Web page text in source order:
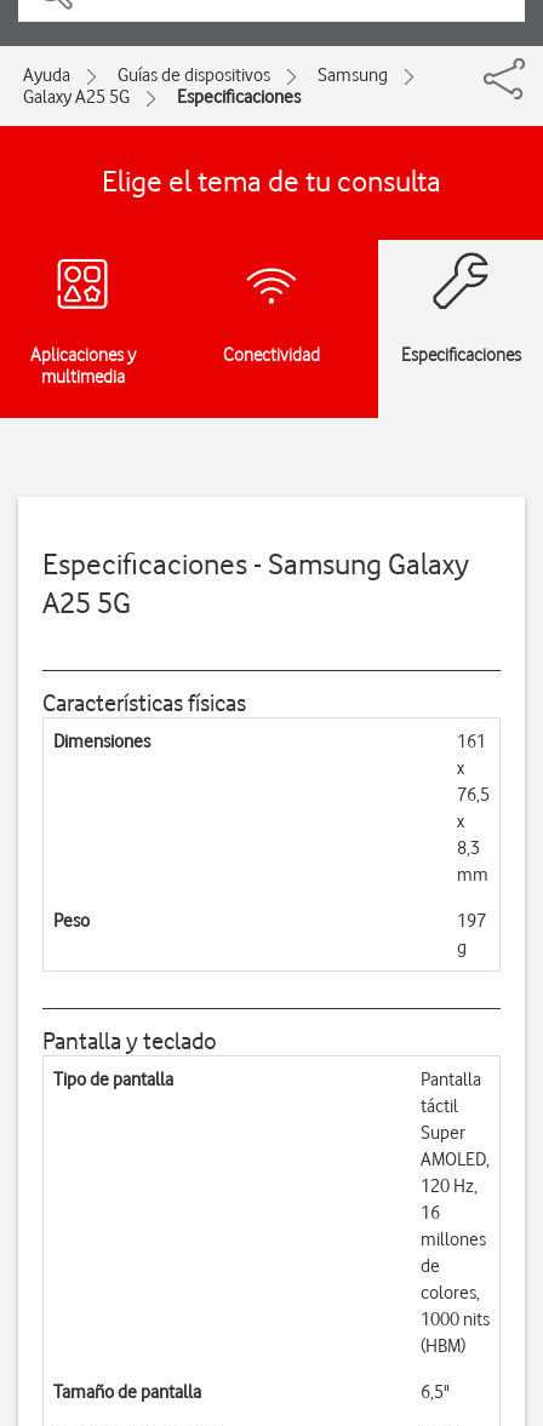
Ayuda Guías de dispositivos
Samsung
Galaxy A25 5G
Especificaciones
Elige el tema de tu consulta
Aplicaciones y
multimedia
Conectividad Especificaciones
Especificaciones - Samsung Galaxy
A25 5G
Características físicas
Dimensiones
161
x
76,5
x
8,3
mm
Peso
197
g
Pantalla y teclado
Tipo de pantalla
Pantalla
táctil
Super
AMOLED,
120 Hz,
16
millones
de
colores,
1000 nits
(HBM)
Tamaño de pantalla 6,5"